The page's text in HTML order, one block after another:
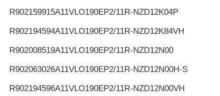
R902159915A11VLO190EP2/11R-NZD12K04P
R902194594A11VLO190EP2/11R-NZD12K84VH
R902008519A11VLO190EP2/11R-NZD12N00
R902063026A11VLO190EP2/11R-NZD12N00H-S
R902194596A11VLO190EP2/11R-NZD12N00VH